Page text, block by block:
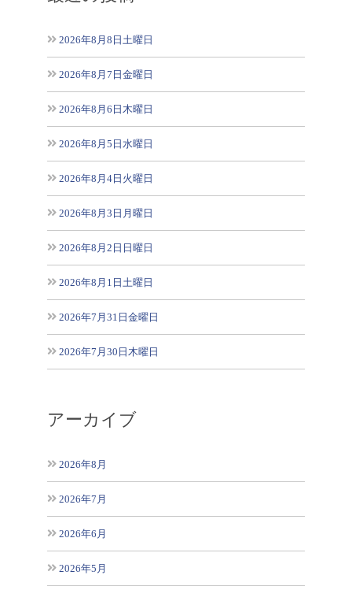
2026年8月8日土曜日
2026年8月7日金曜日
2026年8月6日木曜日
2026年8月5日水曜日
2026年8月4日火曜日
2026年8月3日月曜日
2026年8月2日日曜日
2026年8月1日土曜日
2026年7月31日金曜日
2026年7月30日木曜日
アーカイブ
2026年8月
2026年7月
2026年6月
2026年5月